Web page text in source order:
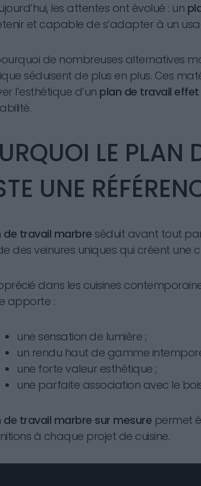
les attentes ont évolué : un
et capable de s’adapter à un
de nombreuses alternatives
séduisent de plus en plus. Ces
l’esthétique d’un plan de travail
LE PLAN
UNE
de travail marbre séduit avant tout
des veinures uniques qui créent une
dans les cuisines
apporte :
une sensation de lumière ;
un rendu haut de gamme
une forte valeur esthétique ;
une parfaite association avec le
de travail marbre sur mesure permet
à chaque projet de cuisine.